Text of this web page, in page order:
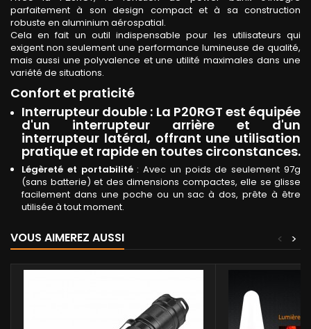
parfaitement à son design compact et à sa construction
robuste en aluminium aérospatial.
Cela en fait un outil indispensable pour les utilisateurs qui
exigent non seulement une performance lumineuse de qualité,
mais aussi une polyvalence et une utilité maximales dans une
variété de situations.
Confort et praticité
Interrupteur double : La P20RGT est équipée
d'un interrupteur arrière et d'un
interrupteur latéral, offrant une utilisation
pratique et rapide en toutes circonstances.
Légèreté et portabilité: Avec un poids de seulement 97g
(sans batterie) et des dimensions compactes, elle se glisse
facilement dans une poche ou un sac à dos, prête à être
utilisée à tout moment.
VOUS AIMEREZ AUSSI >
<